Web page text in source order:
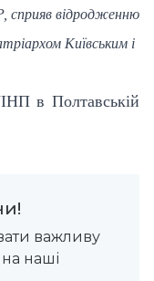
сприяв відродженню
Київським і
в Полтавській
важливу
наші